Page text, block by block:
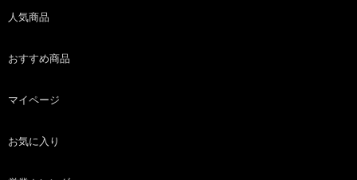
人気商品
おすすめ商品
マイページ
お気に入り